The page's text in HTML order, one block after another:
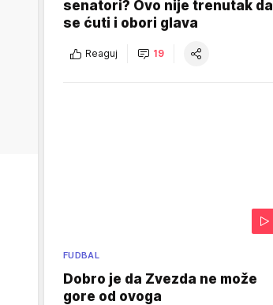
senatori? Ovo nije trenutak da
se ćuti i obori glava
Reaguj 19
FUDBAL
Dobro je da Zvezda ne može
gore od ovoga